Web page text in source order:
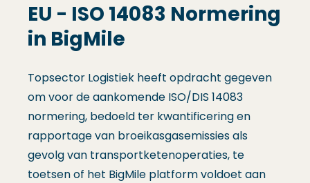
EU - ISO 14083 Normering
in BigMile
Topsector Logistiek heeft opdracht gegeven
om voor de aankomende ISO/DIS 14083
normering, bedoeld ter kwantificering en
rapportage van broeikasgasemissies als
gevolg van transportketenoperaties, te
toetsen of het BigMile platform voldoet aan